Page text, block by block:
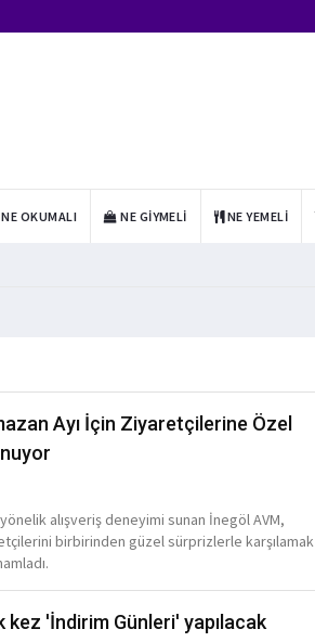
NE OKUMALI NE GIYMELI NE YEMELI
Ayı İçin Ziyaretçilerine Özel
alışveriş deneyimi sunan İnegöl AVM,
birbirinden güzel sürprizlerle karşılamak
kez 'İndirim Günleri' yapılacak